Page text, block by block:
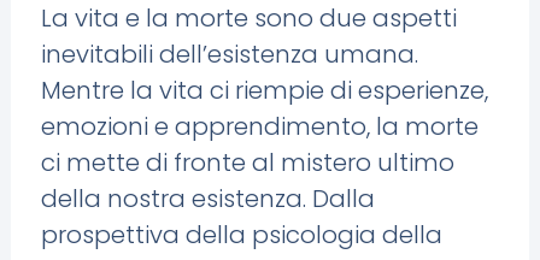
La vita e la morte sono due aspetti
inevitabili dell’esistenza umana.
Mentre la vita ci riempie di esperienze,
emozioni e apprendimento, la morte
ci mette di fronte al mistero ultimo
della nostra esistenza. Dalla
prospettiva della psicologia della